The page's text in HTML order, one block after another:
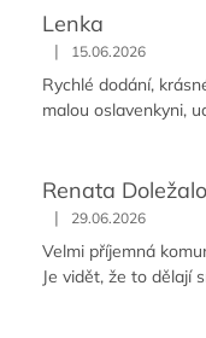
Lenka
| 15.06.2026
Rychlé dodání,
malou oslavenkyni,
Renata
| 29.06.2026
Velmi příjemná
Je vidět, že to dělají